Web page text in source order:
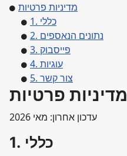
מדיניות פרטיות
1. כללי
2. נתונים הנאספים
3. פייסבוק
4. עוגיות
5. צור קשר
מדיניות פרטיות
עדכון אחרון: מאי 2026
1. כללי